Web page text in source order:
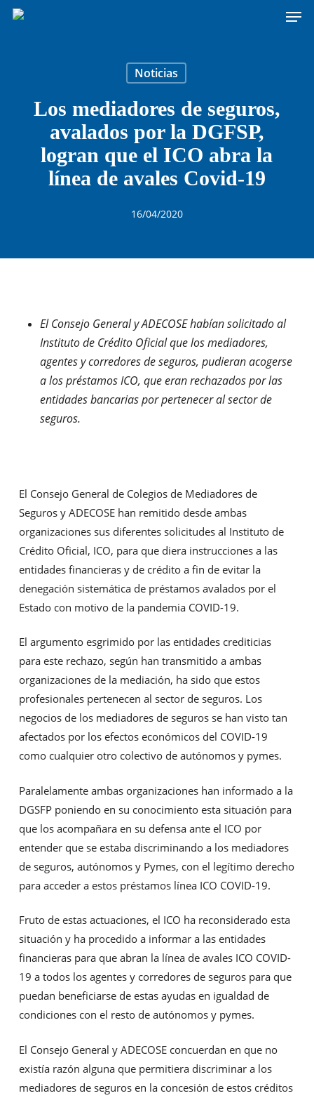
Skip
Noticias
Los mediadores de seguros,
avalados por la DGFSP,
logran que el ICO abra la
línea de avales Covid-19
16/04/2020
El Consejo General y ADECOSE habían solicitado al
Instituto de Crédito Oficial que los mediadores,
agentes y corredores de seguros, pudieran acogerse
a los préstamos ICO, que eran rechazados por las
entidades bancarias por pertenecer al sector de
seguros.
El Consejo General de Colegios de Mediadores de
Seguros y ADECOSE han remitido desde ambas
organizaciones sus diferentes solicitudes al Instituto de
Crédito Oficial, ICO, para que diera instrucciones a las
entidades financieras y de crédito a fin de evitar la
denegación sistemática de préstamos avalados por el
Estado con motivo de la pandemia COVID-19.
El argumento esgrimido por las entidades crediticias
para este rechazo, según han transmitido a ambas
organizaciones de la mediación, ha sido que estos
profesionales pertenecen al sector de seguros. Los
negocios de los mediadores de seguros se han visto tan
afectados por los efectos económicos del COVID-19
como cualquier otro colectivo de autónomos y pymes.
Paralelamente ambas organizaciones han informado a la
DGSFP poniendo en su conocimiento esta situación para
que los acompañara en su defensa ante el ICO por
entender que se estaba discriminando a los mediadores
de seguros, autónomos y Pymes, con el legítimo derecho
para acceder a estos préstamos línea ICO COVID-19.
Fruto de estas actuaciones, el ICO ha reconsiderado esta
situación y ha procedido a informar a las entidades
financieras para que abran la línea de avales ICO COVID-
19 a todos los agentes y corredores de seguros para que
puedan beneficiarse de estas ayudas en igualdad de
condiciones con el resto de autónomos y pymes.
El Consejo General y ADECOSE concuerdan en que no
existía razón alguna que permitiera discriminar a los
mediadores de seguros en la concesión de estos créditos